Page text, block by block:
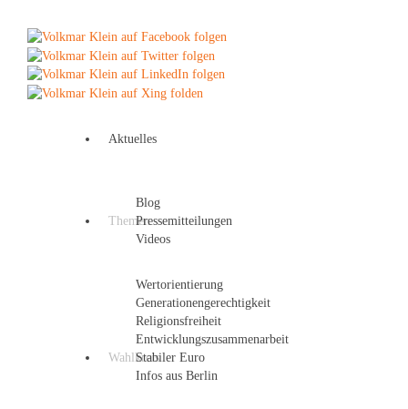
Aktuelles
Blog
Pressemitteilungen
Videos
Themen
Wertorientierung
Generationengerechtigkeit
Religionsfreiheit
Entwicklungszusammenarbeit
Stabiler Euro
Infos aus Berlin
Wahlkreis